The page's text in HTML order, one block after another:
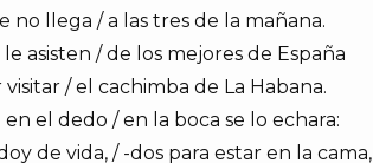
no llega / a las tres de la mañana.
asisten / de los mejores de España
/ el cachimba de La Habana.
el dedo / en la boca se lo echara:
de vida, / -dos para estar en la cama,